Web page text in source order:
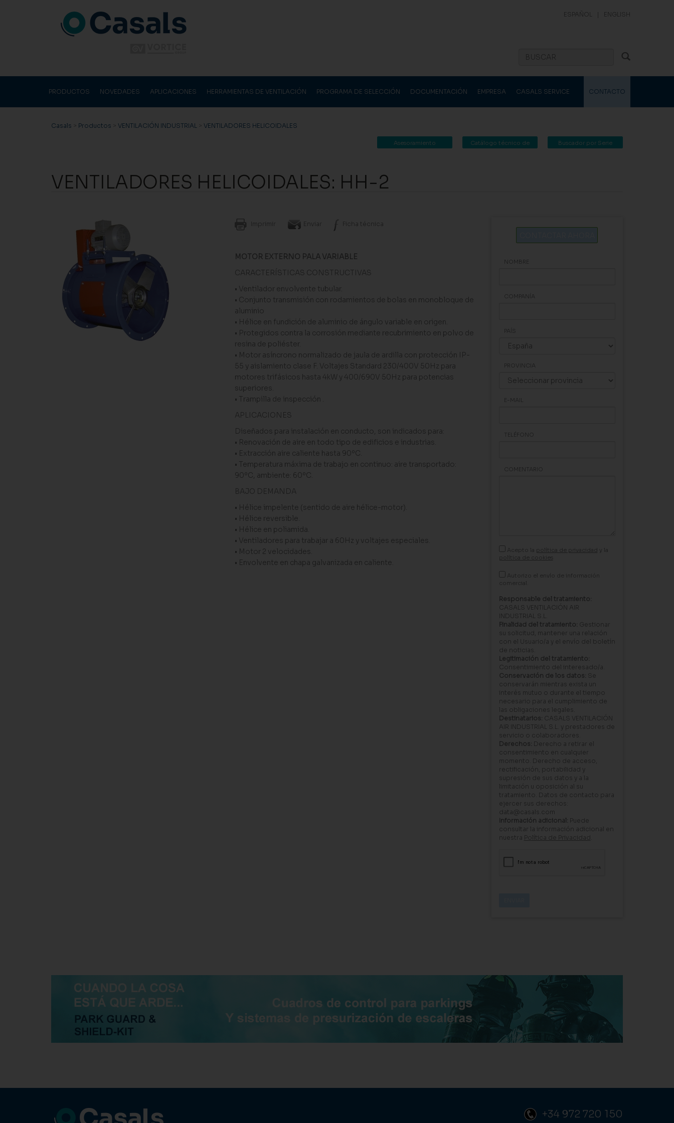
ESPAÑOL | ENGLISH
PRODUCTOS NOVEDADES APLICACIONES HERRAMIENTAS DE VENTILACIÓN PROGRAMA DE SELECCIÓN DOCUMENTACIÓN EMPRESA CASALS SERVICE CONTACTO
Casals > Productos > VENTILACIÓN INDUSTRIAL > VENTILADORES HELICOIDALES
Buscador por Serie
Catálogo técnico de
Asesoramiento
VENTILADORES HELICOIDALES: HH-2
Imprimir Enviar Ficha técnica
MOTOR EXTERNO PALA VARIABLE
CARACTERÍSTICAS CONSTRUCTIVAS
• Ventilador envolvente tubular.
• Conjunto transmisión con rodamientos de bolas en monobloque de
aluminio
• Hélice en fundición de aluminio de ángulo variable en origen.
• Protegidos contra la corrosión mediante recubrimiento en polvo de
resina de poliéster.
• Motor asíncrono normalizado de jaula de ardilla con protección IP-
55 y aislamiento clase F. Voltajes Standard 230/400V 50Hz para
motores trifásicos hasta 4kW y 400/690V 50Hz para potencias
superiores.
• Trampilla de inspección .
APLICACIONES
Diseñados para instalación en conducto, son indicados para:
• Renovación de aire en todo tipo de edificios e industrias.
• Extracción aire caliente hasta 90ºC.
• Temperatura máxima de trabajo en continuo: aire transportado:
90ºC, ambiente: 60ºC.
BAJO DEMANDA
• Hélice impelente (sentido de aire hélice-motor).
• Hélice reversible.
• Hélice en poliamida.
• Ventiladores para trabajar a 60Hz y voltajes especiales.
• Motor 2 velocidades.
• Envolvente en chapa galvanizada en caliente.
NOMBRE
COMPANÍA
PAÍS
PROVINCIA
E-MAIL
TELÉFONO
COMENTARIO
Acepto la política de privacidad y la
política de cookies
Autorizo el envío de información
comercial.
Responsable del tratamiento:
CASALS VENTILACIÓN AIR
INDUSTRIAL S.L.
Finalidad del tratamiento: Gestionar
su solicitud, mantener una relación
con el Usuario/a y el envío del boletín
de noticias.
Legitimación del tratamiento:
Consentimiento del interesado/a.
Conservación de los datos: Se
conservarán mientras exista un
interés mutuo o durante el tiempo
necesario para el cumplimiento de
las obligaciones legales.
Destinatarios: CASALS VENTILACIÓN
AIR INDUSTRIAL S.L. y prestadores de
servicio o colaboradores.
Derechos: Derecho a retirar el
consentimiento en cualquier
momento. Derecho de acceso,
rectificación, portabilidad y
supresión de sus datos y a la
limitación u oposición al su
tratamiento. Datos de contacto para
ejercer sus derechos:
data@casals.com
Información adicional: Puede
consultar la información adicional en
nuestra Política de Privacidad
+34 972 720 150